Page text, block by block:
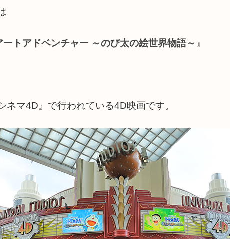
ートアドベンチャー ～のび太の絵世界物語～ 』
ネマ4D』で行われている4D映画です。